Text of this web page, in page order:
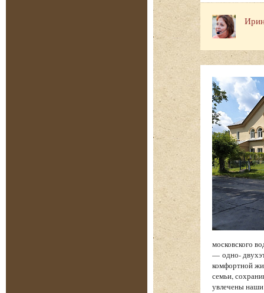
московского
— одно-
комфортной
семьи,
увлечены